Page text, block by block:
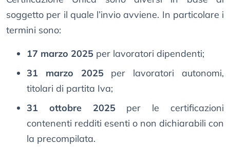
soggetto per il quale l’invio avviene. In particolare i
termini sono:
17 marzo 2025 per lavoratori dipendenti;
31 marzo 2025 per lavoratori autonomi,
titolari di partita Iva;
31 ottobre 2025 per le certificazioni
contenenti redditi esenti o non dichiarabili con
la precompilata.